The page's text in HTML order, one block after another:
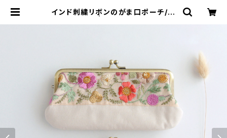
インド刺繍リボンのがま口ポーチ/ペ